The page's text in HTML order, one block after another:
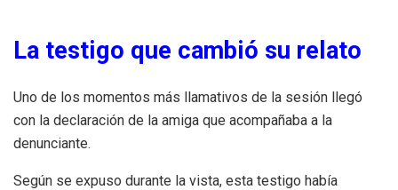
La testigo que cambió su relato
Uno de los momentos más llamativos de la sesión llegó
con la declaración de la amiga que acompañaba a la
denunciante.
Según se expuso durante la vista, esta testigo había